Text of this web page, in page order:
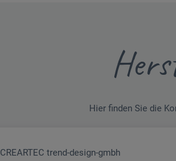
Hier finden Sie die
CREARTEC trend-design-gmbh